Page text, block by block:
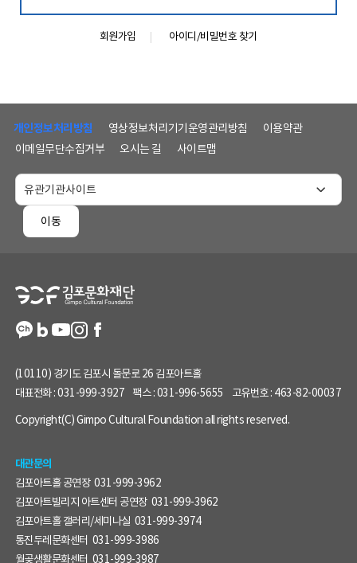
회원가입 아이디/비밀번호 찾기
개인정보처리방침 영상정보처리기기운영관리방침
이용약관
이메일무단수집거부
오시는 길 사이트맵
이동
(10110) 경기도 김포시 돌문로 26 김포아트홀
대표전화 :031-999-3927 팩스 :031-996-5655 고유번호 : 463-82-00037
Copyright(C) Gimpo Cultural Foundation all rights reserved.
대관문의
김포아트홀 공연장 031-999-3962
김포아트빌리지 아트센터 공연장 031-999-3962
김포아트홀 갤러리/세미나실 031-999-3974
통진두레문화센터 031-999-3986
월곶생활문화센터 031-999-3987